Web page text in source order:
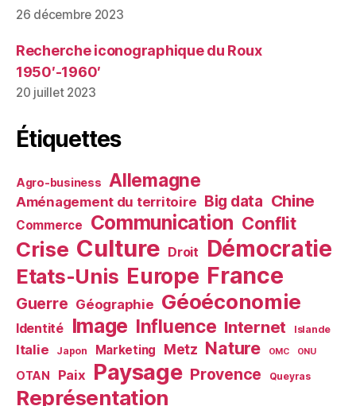
26 décembre 2023
Recherche iconographique du Roux
1950′-1960′
20 juillet 2023
Étiquettes
Agro-business Allemagne
Aménagement du territoire Big data Chine
Commerce Communication Conflit
Crise Culture Droit Démocratie
Etats-Unis Europe France
Guerre Géographie Géoéconomie
Identité Image Influence Internet Islande
Italie Japon Marketing Metz Nature OMC ONU
OTAN Paix Paysage Provence Queyras
Représentation